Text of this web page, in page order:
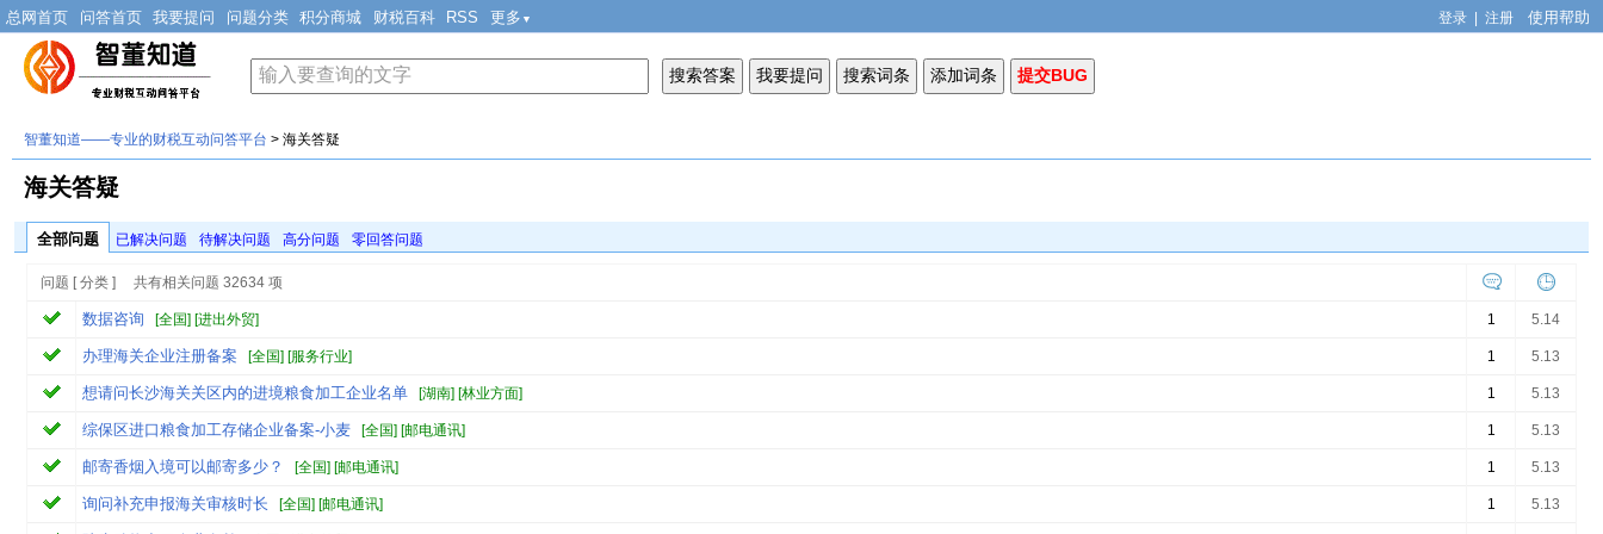
总网首页 问答首页 我要提问 问题分类 积分商城 财税百科 RSS 更多 ▼ 登录 注册 使用帮助
智董知道——专业的财税互动问答平台 > 海关答疑
海关答疑
全部问题 已解决问题 待解决问题 高分问题 零回答问题
问题 [ 分类 ] 共有相关问题 32634 项
数据咨询 [全国] [进出外贸] 1 5.14
办理海关企业注册备案 [全国] [服务行业] 1 5.13
想请问长沙海关关区内的进境粮食加工企业名单 [湖南] [林业方面] 1 5.13
综保区进口粮食加工存储企业备案-小麦 [全国] [邮电通讯] 1 5.13
邮寄香烟入境可以邮寄多少？ [全国] [邮电通讯] 1 5.13
询问补充申报海关审核时长 [全国] [邮电通讯] 1 5.13